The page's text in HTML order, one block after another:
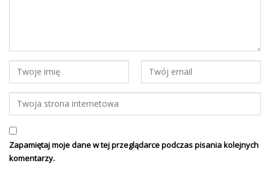
Zapamiętaj moje dane w tej przeglądarce podczas pisania kolejnych
komentarzy.